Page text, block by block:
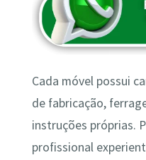
Cada móvel possui
de fabricação,
instruções próprias.
profissional